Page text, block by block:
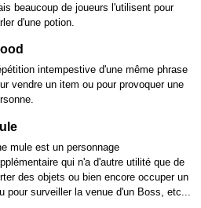
beaucoup de joueurs l'utilisent pour
d'une potion.
intempestive d'une même phrase
vendre un item ou pour provoquer une
mule est un personnage
qui n'a d'autre utilité que de
des objets ou bien encore occuper un
pour surveiller la venue d'un Boss, etc...